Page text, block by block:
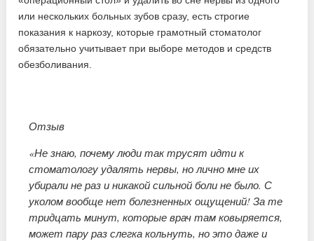
или нескольких больных зубов сразу, есть строгие
показания к наркозу, которые грамотный стоматолог
обязательно учитывает при выборе методов и средств
обезболивания.
Отзыв
«Не знаю, почему люди так трусят идти к
стоматологу удалять нервы, но лично мне их
убирали не раз и никакой сильной боли не было. С
уколом вообще нет болезненных ощущений! За те
тридцать минут, которые врач там ковыряется,
может пару раз слегка кольнуть, но это даже и